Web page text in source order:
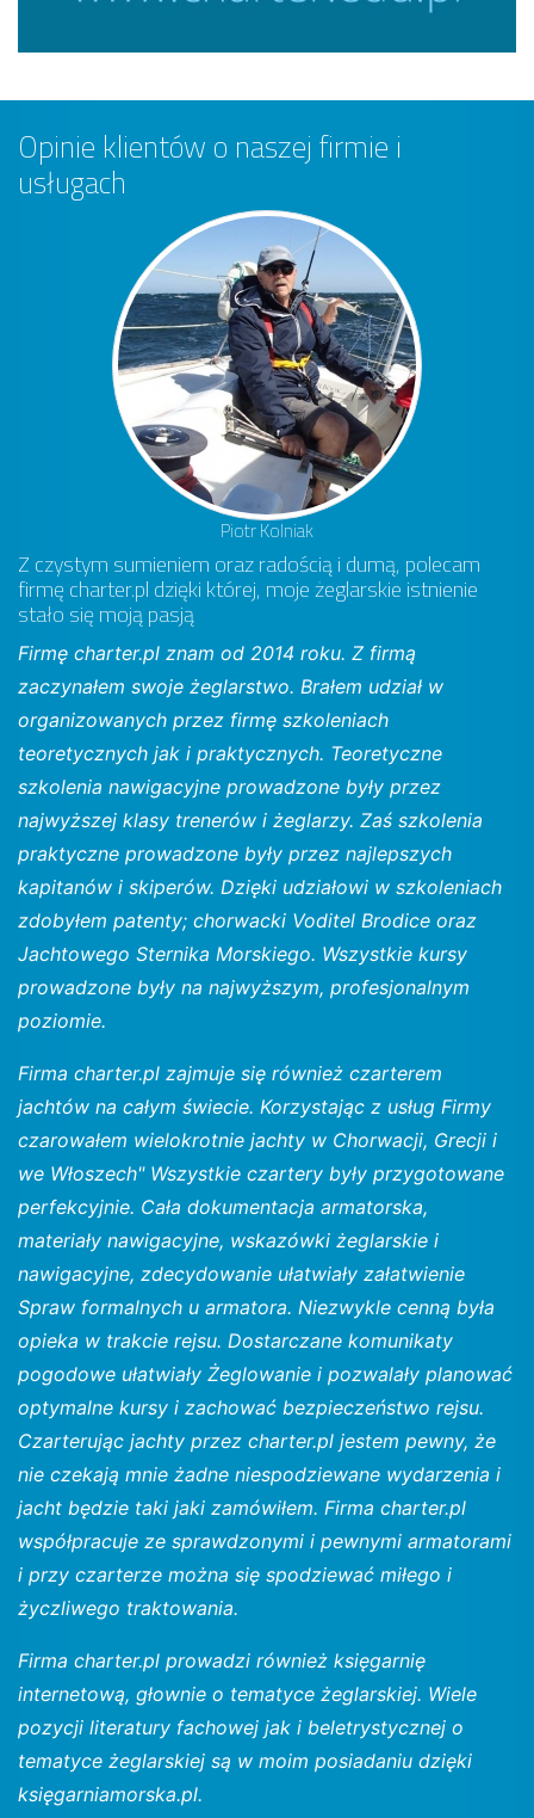
Opinie klientów o naszej firmie i
usługach
Piotr Kolniak
Z czystym sumieniem oraz radością i dumą, polecam
firmę charter.pl dzięki której, moje żeglarskie istnienie
stało się moją pasją
Firmę charter.pl znam od 2014 roku. Z firmą
zaczynałem swoje żeglarstwo. Brałem udział w
organizowanych przez firmę szkoleniach
teoretycznych jak i praktycznych. Teoretyczne
szkolenia nawigacyjne prowadzone były przez
najwyższej klasy trenerów i żeglarzy. Zaś szkolenia
praktyczne prowadzone były przez najlepszych
kapitanów i skiperów. Dzięki udziałowi w szkoleniach
zdobyłem patenty; chorwacki Voditel Brodice oraz
Jachtowego Sternika Morskiego. Wszystkie kursy
prowadzone były na najwyższym, profesjonalnym
poziomie.
Firma charter.pl zajmuje się również czarterem
jachtów na całym świecie. Korzystając z usług Firmy
czarowałem wielokrotnie jachty w Chorwacji, Grecji i
we Włoszech" Wszystkie czartery były przygotowane
perfekcyjnie. Cała dokumentacja armatorska,
materiały nawigacyjne, wskazówki żeglarskie i
nawigacyjne, zdecydowanie ułatwiały załatwienie
Spraw formalnych u armatora. Niezwykle cenną była
opieka w trakcie rejsu. Dostarczane komunikaty
pogodowe ułatwiały Żeglowanie i pozwalały planować
optymalne kursy i zachować bezpieczeństwo rejsu.
Czarterując jachty przez charter.pl jestem pewny, że
nie czekają mnie żadne niespodziewane wydarzenia i
jacht będzie taki jaki zamówiłem. Firma charter.pl
współpracuje ze sprawdzonymi i pewnymi armatorami
i przy czarterze można się spodziewać miłego i
życzliwego traktowania.
Firma charter.pl prowadzi również księgarnię
internetową, głownie o tematyce żeglarskiej. Wiele
pozycji literatury fachowej jak i beletrystycznej o
tematyce żeglarskiej są w moim posiadaniu dzięki
księgarniamorska.pl.